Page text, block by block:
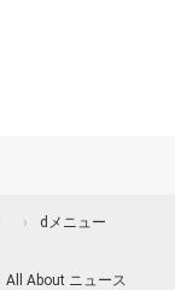
dメニュー
All About ニュース